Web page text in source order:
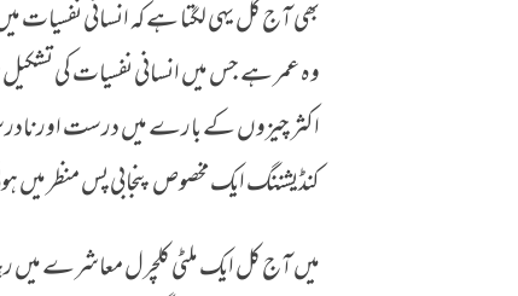
بھی آج کل یہی لگتا ہے کہ انسانی
وہ عمر ہے جس میں انسانی نفسیات کی تشکیل
اکثر چیزوں کے بارے میں درست اور
کنڈیشننگ ایک مخصوص پنجابی پس منظر میں
میں آج کل ایک ملٹی کلچرل معاشرے